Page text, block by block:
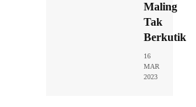
Maling
Tak
Berkutik
16
MAR
2023